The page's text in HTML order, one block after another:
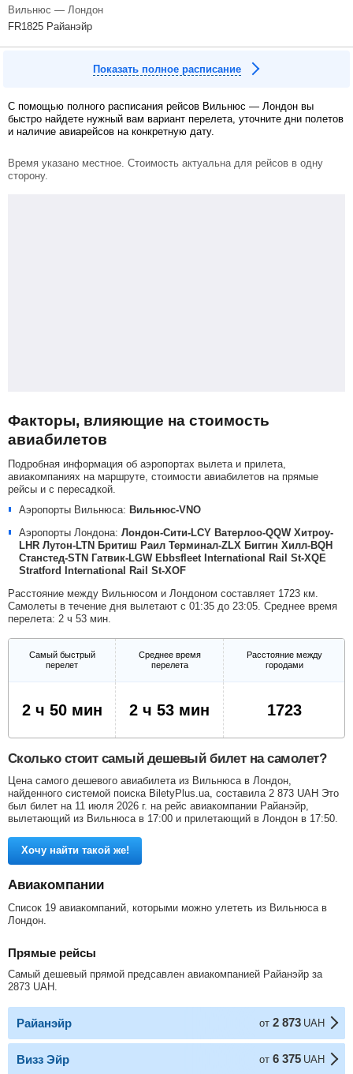
Вильнюс — Лондон
FR1825 Райанэйр
Показать полное расписание
С помощью полного расписания рейсов Вильнюс — Лондон вы
быстро найдете нужный вам вариант перелета, уточните дни полетов
и наличие авиарейсов на конкретную дату.
Время указано местное. Стоимость актуальна для рейсов в одну
сторону.
Факторы, влияющие на стоимость
авиабилетов
Подробная информация об аэропортах вылета и прилета,
авиакомпаниях на маршруте, стоимости авиабилетов на прямые
рейсы и с пересадкой.
Аэропорты Вильнюса: Вильнюс-VNO
Аэропорты Лондона: Лондон-Сити-LCY Ватерлоо-QQW Хитроу-
LHR Лутон-LTN Бритиш Раил Терминал-ZLX Биггин Хилл-BQH
Станстед-STN Гатвик-LGW Ebbsfleet International Rail St-XQE
Stratford International Rail St-XOF
Расстояние между Вильнюсом и Лондоном составляет 1723 км.
Самолеты в течение дня вылетают с 01:35 до 23:05. Среднее время
перелета: 2 ч 53 мин.
Самый быстрый
перелет
Среднее время
перелета
Расстояние между
городами
2 ч 50 мин 2 ч 53 мин 1723
Сколько стоит самый дешевый билет на самолет?
Цена самого дешевого авиабилета из Вильнюса в Лондон,
найденного системой поиска BiletyPlus.ua, составила 2 873 UAH Это
был билет на 11 июля 2026 г. на рейс авиакомпании Райанэйр,
вылетающий из Вильнюса в 17:00 и прилетающий в Лондон в 17:50.
Хочу найти такой же!
Авиакомпании
Список 19 авиакомпаний, которыми можно улететь из Вильнюса в
Лондон.
Прямые рейсы
Самый дешевый прямой предсавлен авиакомпанией Райанэйр за
2873 UAH
Райанэйр от 2 873 UAH
Визз Эйр от 6 375 UAH